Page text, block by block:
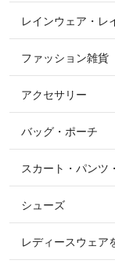
パーカー・ト
ニット・セー
シャツ・ブラ
ジャケット・
その他 アウタ
すべての競技
ショージャケッ
ショーシャツ
レインウェア・レ
ファッション雑貨
すべてのファッ
ソックス
ベルト
マフラー・ス
アクセサリー
すべてのアクセ
リング
ピアス・イヤリ
バッグ・ポーチ
スカート・パンツ
シューズ
レディースウェア